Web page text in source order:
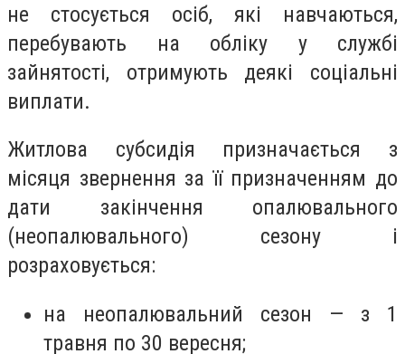
не стосується осіб, які навчаються,
перебувають на обліку у службі
зайнятості, отримують деякі соціальні
виплати.
Житлова субсидія призначається з
місяця звернення за її призначенням до
дати закінчення опалювального
(неопалювального) сезону і
розраховується:
на неопалювальний сезон — з 1
травня по 30 вересня;